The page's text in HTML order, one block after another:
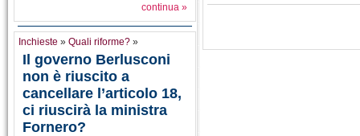
continua »
Inchieste » Quali riforme? »
Il governo Berlusconi
non è riuscito a
cancellare l’articolo 18,
ci riuscirà la ministra
Fornero?